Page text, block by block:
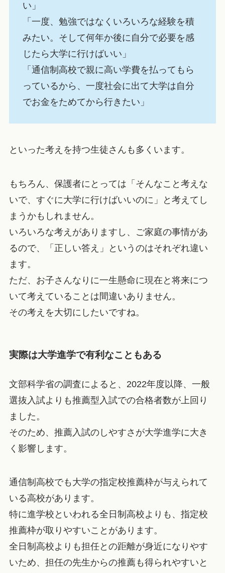
い」
「一度、勉強ではなくいろいろな経験を積
みたい。そして何年か後に自分で必要を感
じたら大学に行けばいい」
「通信制高校で親に高い学費を払ってもら
っているから、一度社会に出て大学は自分
でお金をためてから行きたい」
といった考えを持つ生徒さんも多くいます。
もちろん、保護者にとっては「そんなこと考えな
いで、すぐに大学に行けばいいのに」と考えてし
まうかもしれません。
いろいろな考えがありますし、ご家庭の事情があ
るので、「正しい答え」というのはそれぞれ違い
ます。
ただ、お子さんなりに一生懸命に現在と将来につ
いて考えていることは間違いありません。
その考えを大切にしたいですね。
実際は大学進学で有利なこともある
文部科学省の調査によると、2022年度以降、一般
選抜入試よりも推薦型入試での合格者数が上回り
ました。
そのため、推薦入試のしやすさが大学進学に大き
く影響します。
通信制高校でも大学の指定校推薦枠が与えられて
いる高校があります。
特に進学校といわれる全日制高校よりも、指定校
推薦枠が取りやすいことがあります。
全日制高校よりも担任との距離が身近になりやす
いため、担任の先生からの推薦も得られやすいと